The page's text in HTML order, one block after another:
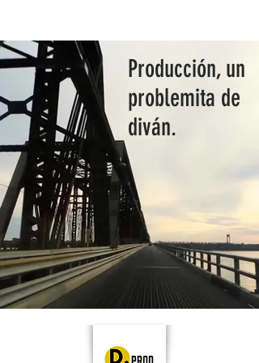
Producción, un
problemita de
diván.